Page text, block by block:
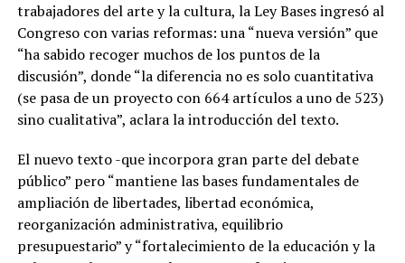
trabajadores del arte y la cultura, la Ley Bases ingresó al
Congreso con varias reformas: una “nueva versión” que
“ha sabido recoger muchos de los puntos de la
discusión”, donde “la diferencia no es solo cuantitativa
(se pasa de un proyecto con 664 artículos a uno de 523)
sino cualitativa”, aclara la introducción del texto.
El nuevo texto -que incorpora gran parte del debate
público” pero “mantiene las bases fundamentales de
ampliación de libertades, libertad económica,
reorganización administrativa, equilibrio
presupuestario” y “fortalecimiento de la educación y la